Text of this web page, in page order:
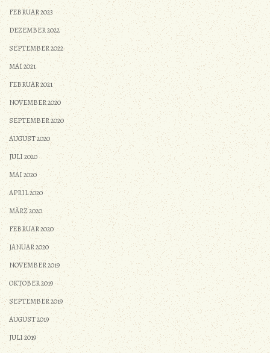
FEBRUAR 2023
DEZEMBER 2022
SEPTEMBER 2022
MAI 2021
FEBRUAR 2021
NOVEMBER 2020
SEPTEMBER 2020
AUGUST 2020
JULI 2020
MAI 2020
APRIL 2020
MÄRZ 2020
FEBRUAR 2020
JANUAR 2020
NOVEMBER 2019
OKTOBER 2019
SEPTEMBER 2019
AUGUST 2019
JULI 2019